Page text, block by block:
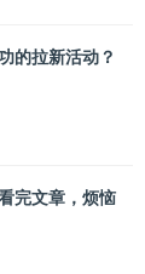
的拉新活动？
完文章，烦恼